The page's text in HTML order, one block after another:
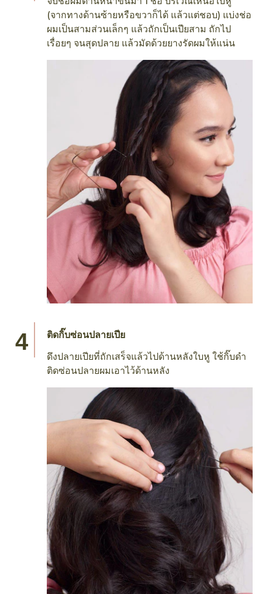
(จากทางด้านซ้ายหรือขวาก็ได้ แล้วแต่ชอบ) แบ่งช่อ
ผมเป็นสามส่วนเล็กๆ แล้วถักเป็นเปียสาม ถักไป
เรื่อยๆ จนสุดปลาย แล้วมัดด้วยยางรัดผมให้แน่น
ติดกิ๊บซ่อนปลายเปีย
ดึงปลายเปียที่ถักเสร็จแล้วไปด้านหลังใบหู ใช้กิ๊บดำ
ติดซ่อนปลายผมเอาไว้ด้านหลัง